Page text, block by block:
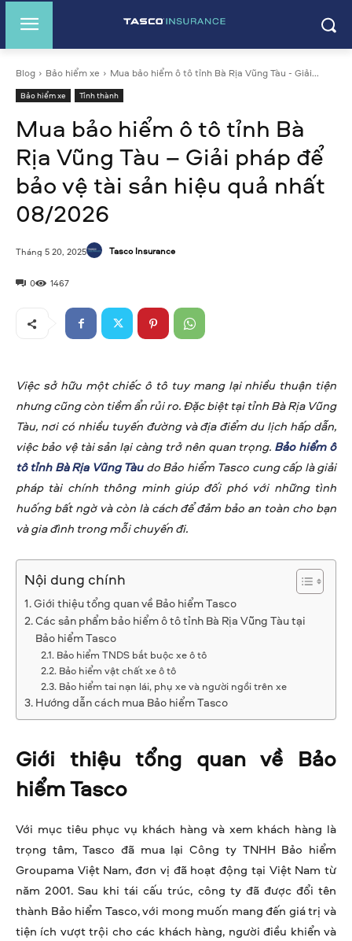
Blog Bảo hiểm xe Mua bảo hiểm ô tô tỉnh Bà Rịa Vũng Tàu - Giải...
Bảo hiểm xe Tỉnh thành
Mua bảo hiểm ô tô tỉnh Bà
Rịa Vũng Tàu – Giải pháp để
bảo vệ tài sản hiệu quả nhất
08/2026
0 1467
Tháng 5 20, 2025 Tasco Insurance
Việc sở hữu một chiếc ô tô tuy mang lại nhiều thuận tiện
nhưng cũng còn tiềm ẩn rủi ro. Đặc biệt tại tỉnh Bà Rịa Vũng
Tàu, nơi có nhiều tuyến đường và địa điểm du lịch hấp dẫn,
việc bảo vệ tài sản lại càng trở nên quan trọng. Bảo hiểm ô
tô tỉnh Bà Rịa Vũng Tàudo Bảo hiểm Tasco cung cấp là giải
pháp tài chính thông minh giúp đối phó với những tình
huống bất ngờ và còn là cách để đảm bảo an toàn cho bạn
và gia đình trong mỗi chuyến đi.
Nội dung chính
Giới thiệu tổng quan về Bảo hiểm Tasco
Các sản phẩm bảo hiểm ô tô tỉnh Bà Rịa Vũng Tàu tại
Bảo hiểm Tasco
Bảo hiểm TNDS bắt buộc xe ô tô
Bảo hiểm vật chất xe ô tô
Bảo hiểm tai nạn lái, phụ xe và người ngồi trên xe
Hướng dẫn cách mua Bảo hiểm Tasco
Giới thiệu tổng quan về Bảo
hiểm Tasco
Với mục tiêu phục vụ khách hàng và xem khách hàng là
trọng tâm, Tasco đã mua lại Công ty TNHH Bảo hiểm
Groupama Việt Nam, đơn vị đã hoạt động tại Việt Nam từ
năm 2001. Sau khi tái cấu trúc, công ty đã được đổi tên
thành Bảo hiểm Tasco, với mong muốn mang đến giá trị và
tiện ích vượt trội cho các khách hàng, người điều khiển và